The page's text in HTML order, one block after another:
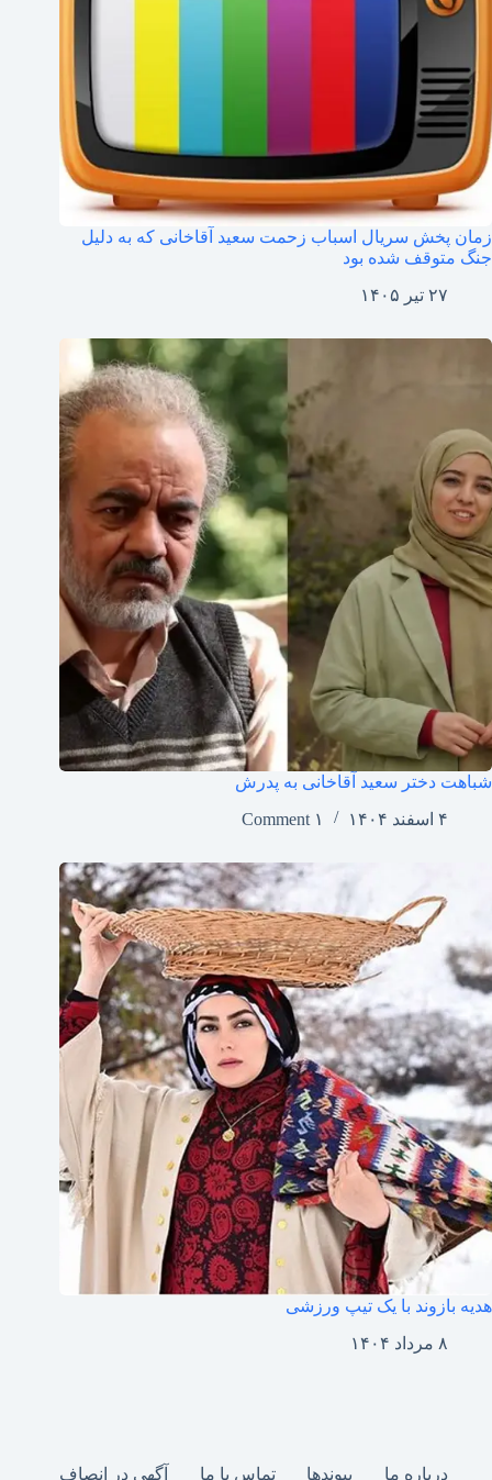
زمان پخش سریال اسباب زحمت سعید آقاخانی که به دلیل
جنگ متوقف شده بود
۲۷ تیر ۱۴۰۵
شباهت دختر سعید آقاخانی به پدرش
۴ اسفند ۱۴۰۴
۱ Comment
هدیه بازوند با یک تیپ ورزشی
۸ مرداد ۱۴۰۴
درباره ما پیوندها تماس با ما آگهی در انصاف